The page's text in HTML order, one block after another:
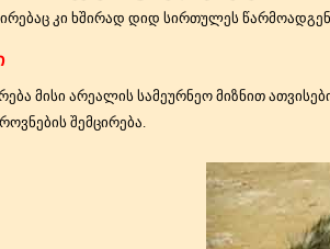
კი ხშირად დიდ სირთულეს
მისი არეალის სამეურნეო მიზნით
შემცირება.